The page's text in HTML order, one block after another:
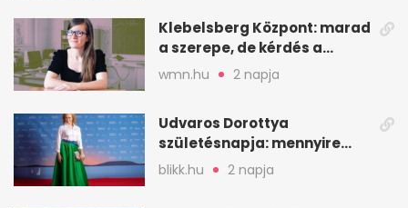
Klebelsberg Központ: marad
a szerepe, de kérdés a
hitelessége
wmn.hu 2 napja
Udvaros Dorottya
születésnapja: mennyire
ismered a filmszerepeit?
blikk.hu 2 napja